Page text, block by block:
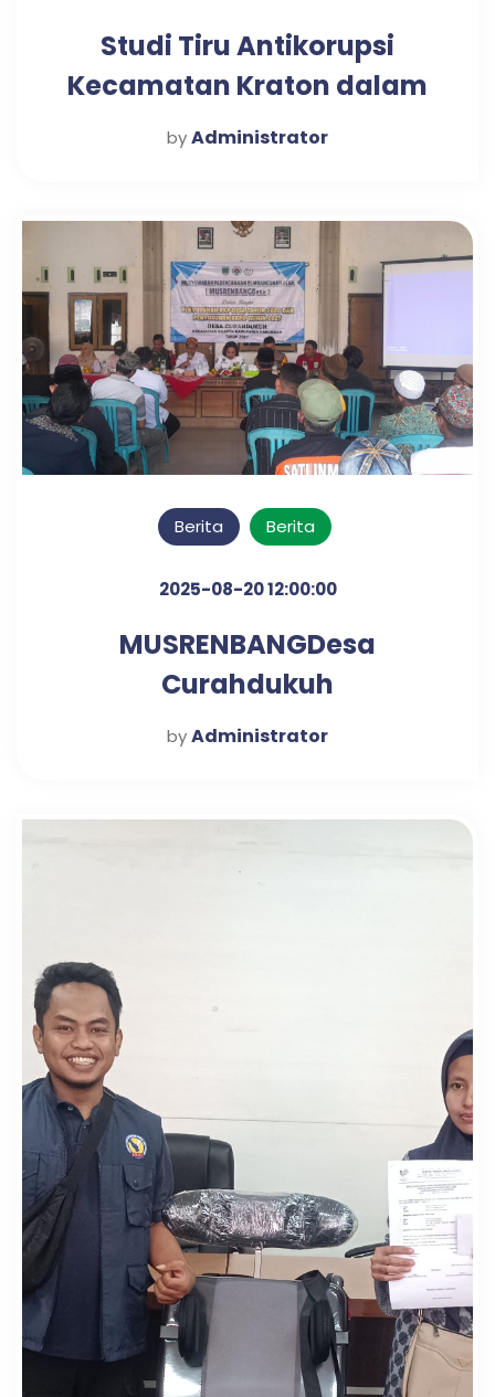
Studi Tiru Antikorupsi
Kecamatan Kraton dalam
Mewujudkan Pelayanan
byAdministrator
Berita Berita
2025-08-20 12:00:00
MUSRENBANGDesa
Curahdukuh
byAdministrator